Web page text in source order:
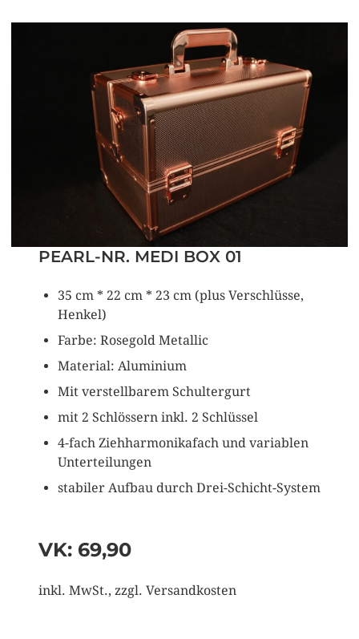
PEARL-NR. MEDI BOX 01
35 cm * 22 cm * 23 cm (plus Verschlüsse,
Henkel)
Farbe: Rosegold Metallic
Material: Aluminium
Mit verstellbarem Schultergurt
mit 2 Schlössern inkl. 2 Schlüssel
4-fach Ziehharmonikafach und variablen
Unterteilungen
stabiler Aufbau durch Drei-Schicht-System
VK: 69,90
inkl. MwSt., zzgl. Versandkosten